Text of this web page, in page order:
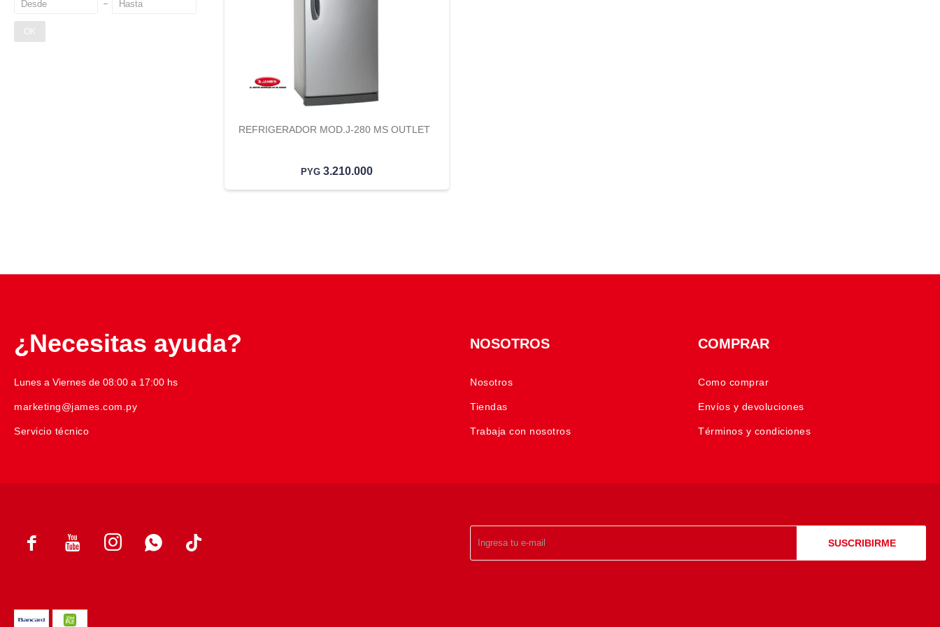
REFRIGERADOR MOD.J-280 MS OUTLET
PYG 3.210.000
OK
    SUSCRIBIRME
¿Necesitas ayuda?
Lunes a Viernes de 08:00 a 17:00 hs
marketing@james.com.py
Servicio técnico
NOSOTROS
Nosotros
Tiendas
Trabaja con nosotros
COMPRAR
Como comprar
Envíos y devoluciones
Términos y condiciones